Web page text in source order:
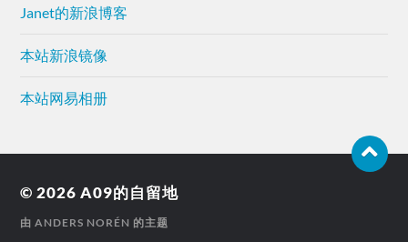
Janet的新浪博客
本站新浪镜像
本站网易相册
© 2026A09的自留地
由ANDERS NORÉN 的主题